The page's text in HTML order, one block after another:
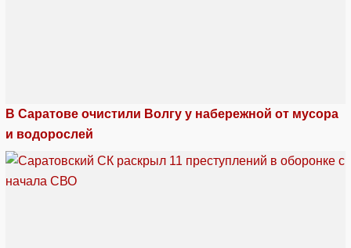
В Саратове очистили Волгу у набережной от мусора
и водорослей